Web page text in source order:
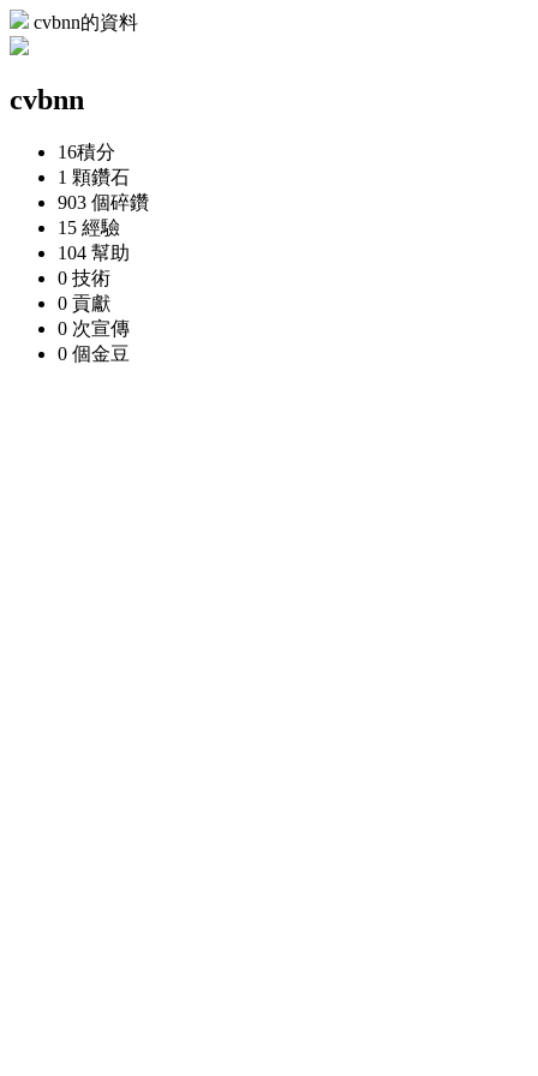
cvbnn的資料
cvbnn
16積分
1 顆鑽石
903 個碎鑽
15 經驗
104 幫助
0 技術
0 貢獻
0 次宣傳
0 個金豆